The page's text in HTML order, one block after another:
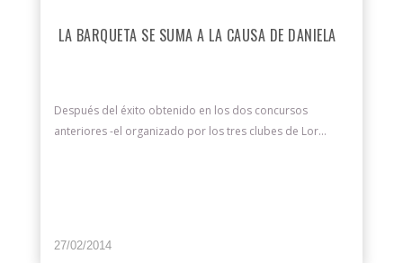
LA BARQUETA SE SUMA A LA CAUSA DE DANIELA
Después del éxito obtenido en los dos concursos
anteriores -el organizado por los tres clubes de Lor...
27/02/2014